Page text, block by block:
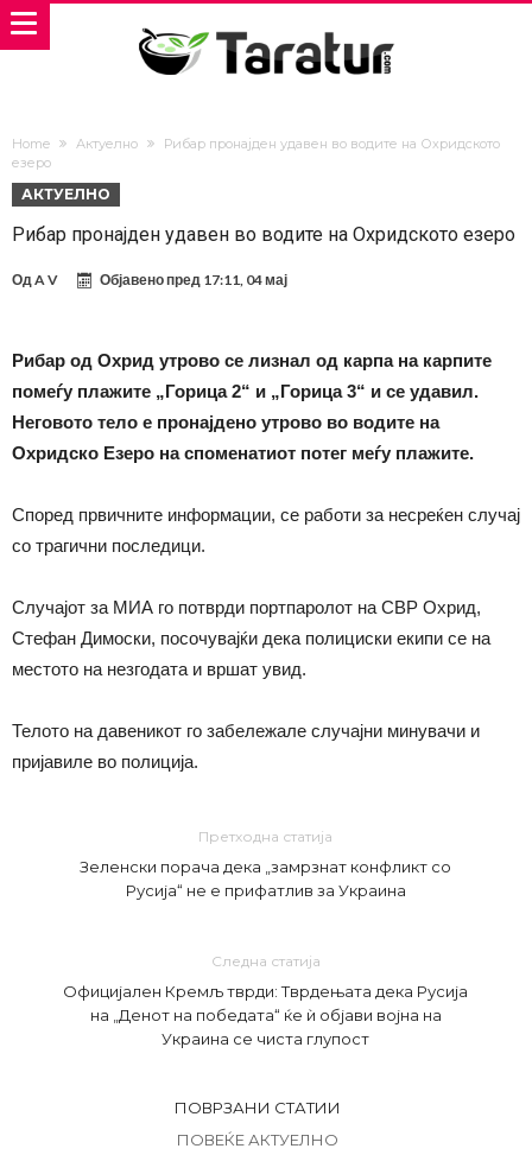
Home Актуелно
Рибар пронајден удавен во водите на Охридското
езеро
АКТУЕЛНО
Рибар пронајден удавен во водите на Охридското езеро
ОдA V Објавено пред 17:11, 04 мај
Рибар од Охрид утрово се лизнал од карпа на карпите
помеѓу плажите „Горица 2“ и „Горица 3“ и се удавил.
Неговото тело е пронајдено утрово во водите на
Охридско Езеро на споменатиот потег меѓу плажите.
Според првичните информации, се работи за несреќен случај
со трагични последици.
Случајот за МИА го потврди портпаролот на СВР Охрид,
Стефан Димоски, посочувајќи дека полициски екипи се на
местото на незгодата и вршат увид.
Телото на давеникот го забележале случајни минувачи и
пријавиле во полиција.
Претходна статија
Зеленски порача дека „замрзнат конфликт со
Русија“ не е прифатлив за Украина
Следна статија
Официјален Кремљ тврди: Тврдењата дека Русија
на „Денот на победата“ ќе ѝ објави војна на
Украина се чиста глупост
ПОВРЗАНИ СТАТИИ
ПОВЕЌЕ АКТУЕЛНО